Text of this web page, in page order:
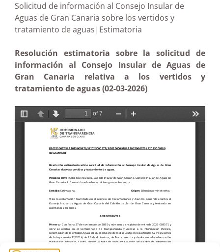
Solicitud de información al Consejo Insular de
Aguas de Gran Canaria sobre los vertidos y
tratamiento de aguas|Estimatoria
Resolución estimatoria sobre la solicitud de
información al Consejo Insular de Aguas de
Gran Canaria relativa a los vertidos y
tratamiento de aguas (02-03-2026)